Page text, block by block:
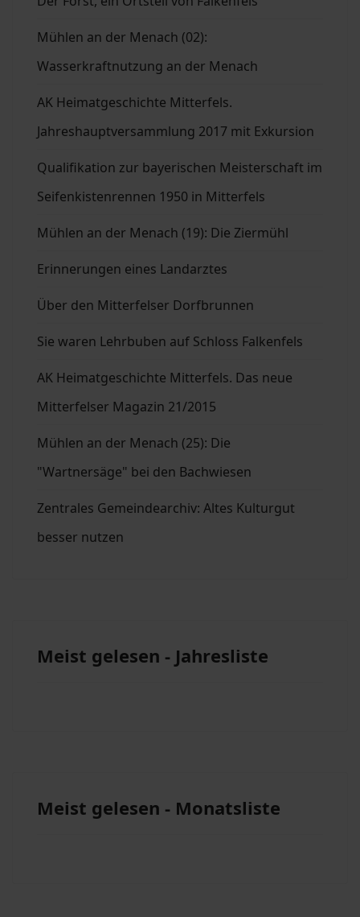
Mühlen an der Menach (02):
Wasserkraftnutzung an der Menach
AK Heimatgeschichte Mitterfels.
Jahreshauptversammlung 2017 mit Exkursion
Qualifikation zur bayerischen Meisterschaft im
Seifenkistenrennen 1950 in Mitterfels
Mühlen an der Menach (19): Die Ziermühl
Erinnerungen eines Landarztes
Über den Mitterfelser Dorfbrunnen
Sie waren Lehrbuben auf Schloss Falkenfels
AK Heimatgeschichte Mitterfels. Das neue
Mitterfelser Magazin 21/2015
Mühlen an der Menach (25): Die
"Wartnersäge" bei den Bachwiesen
Zentrales Gemeindearchiv: Altes Kulturgut
besser nutzen
Meist gelesen - Jahresliste
Meist gelesen - Monatsliste